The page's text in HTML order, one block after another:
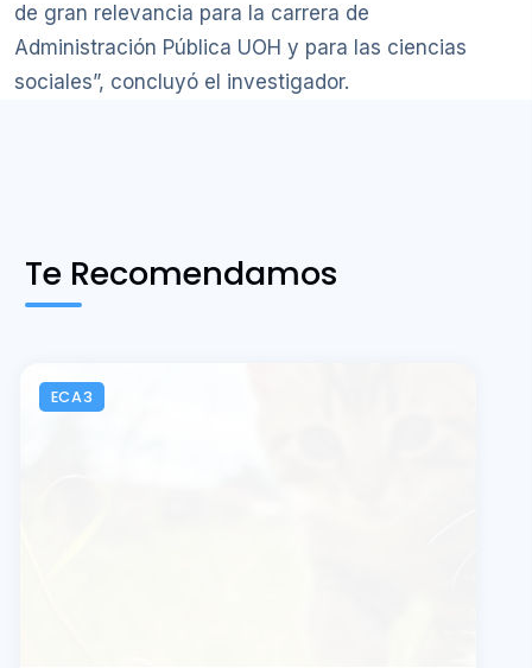
de gran relevancia para la carrera de
Administración Pública UOH y para las ciencias
sociales”, concluyó el investigador.
Te Recomendamos
ECA3